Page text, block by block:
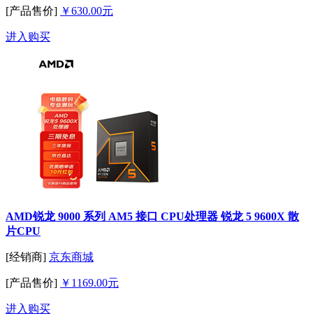
[产品售价] ￥630.00元
进入购买
AMD锐龙 9000 系列 AM5 接口 CPU处理器 锐龙 5 9600X 散
片CPU
[经销商] 京东商城
[产品售价] ￥1169.00元
进入购买